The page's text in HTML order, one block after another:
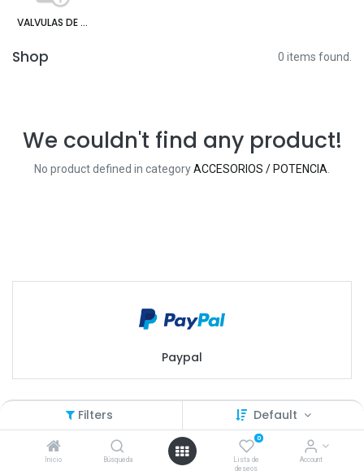
Filters Default
Inicio Búsqueda
0
Lista de
deseos
Account
VALVULAS DE ALIVIO
Shop 0 items found.
We couldn't find any product!
No product defined in categoryACCESORIOS / POTENCIA.
Paypal